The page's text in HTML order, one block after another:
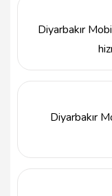
Diyarbakır
Diyarbakır